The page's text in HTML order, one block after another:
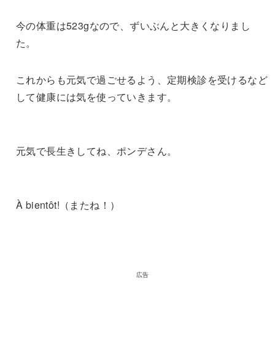
今の体重は523gなので、ずいぶんと大きくなりまし
た。
これからも元気で過ごせるよう、定期検診を受けるなど
して健康には気を使っていきます。
元気で長生きしてね、ポンデさん。
À bientôt!（またね！）
広告